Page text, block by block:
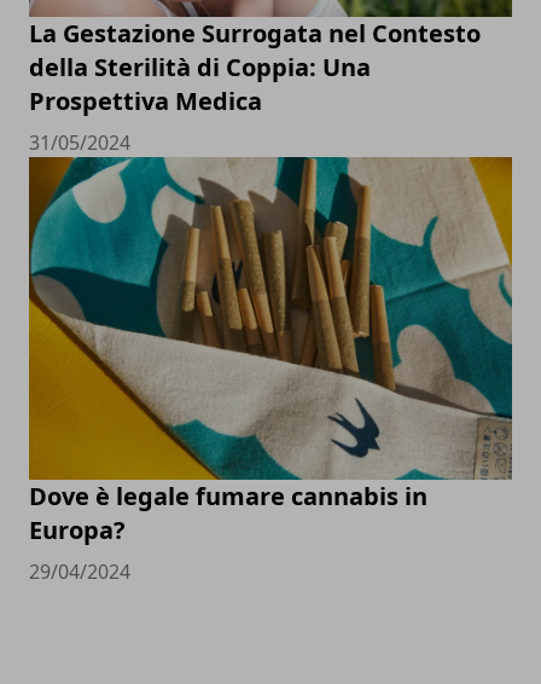
La Gestazione Surrogata nel Contesto
della Sterilità di Coppia: Una
Prospettiva Medica
31/05/2024
Dove è legale fumare cannabis in
Europa?
29/04/2024